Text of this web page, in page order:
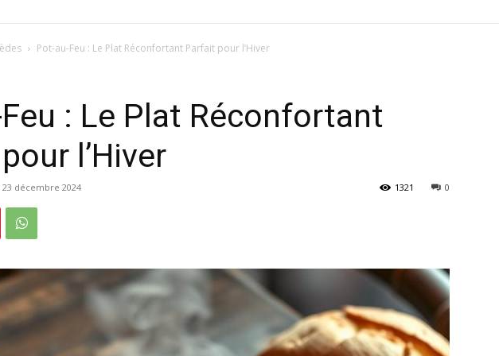
Pot-au-Feu : Le Plat Réconfortant Parfait pour l’Hiver
: Le Plat Réconfortant
l’Hiver
23 décembre 2024 0
1321